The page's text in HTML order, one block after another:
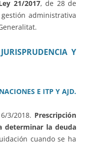
21/2017, de 28 de
administrativa
Y
E ITP Y AJD.
3/2018. Prescripción
determinar la deuda
cuando se ha